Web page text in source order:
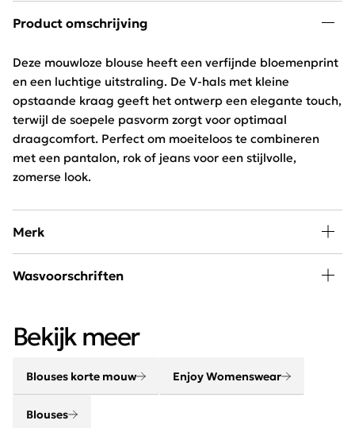
Product omschrijving
Deze mouwloze blouse heeft een verfijnde bloemenprint
en een luchtige uitstraling. De V-hals met kleine
opstaande kraag geeft het ontwerp een elegante touch,
terwijl de soepele pasvorm zorgt voor optimaal
draagcomfort. Perfect om moeiteloos te combineren
met een pantalon, rok of jeans voor een stijlvolle,
zomerse look.
Merk
In de collectie van Enjoy Womenswear vind je elk seizoen
aanvoer van nieuwe artikelen blijft dit merk constant
vernieuwend en on trend!
Wasvoorschriften
Bekijk meer
Blouses korte mouw Enjoy Womenswear
Blouses